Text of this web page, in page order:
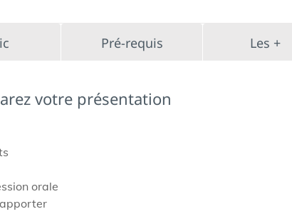
Pré-requis Les +
votre présentation
orale